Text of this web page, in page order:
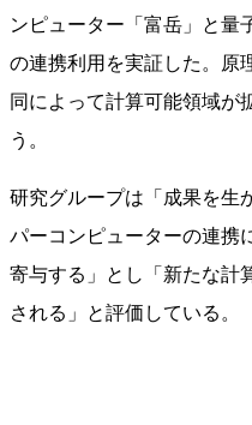
ンピューター「富岳」と量
の連携利用を実証した。原
同によって計算可能領域が
う。
研究グループは「成果を生
パーコンピューターの連携
寄与する」とし「新たな計
される」と評価している。